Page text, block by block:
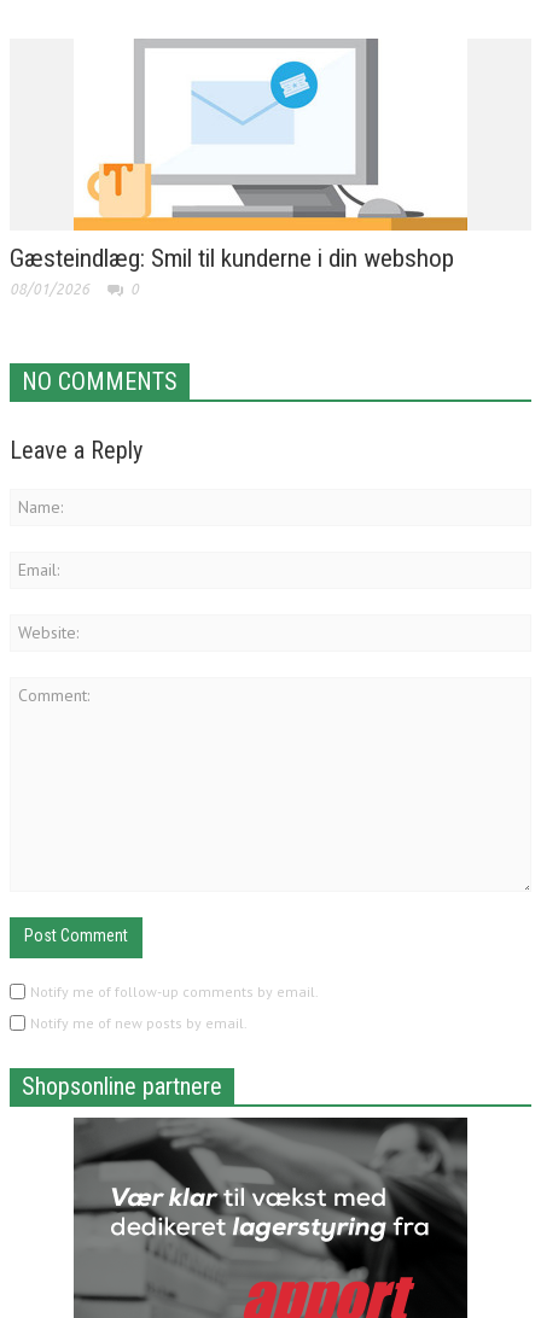
Gæsteindlæg: Smil til kunderne i din webshop
08/01/2026 0
NO COMMENTS
Leave a Reply
Notify me of follow-up comments by email.
Notify me of new posts by email.
Shopsonline partnere